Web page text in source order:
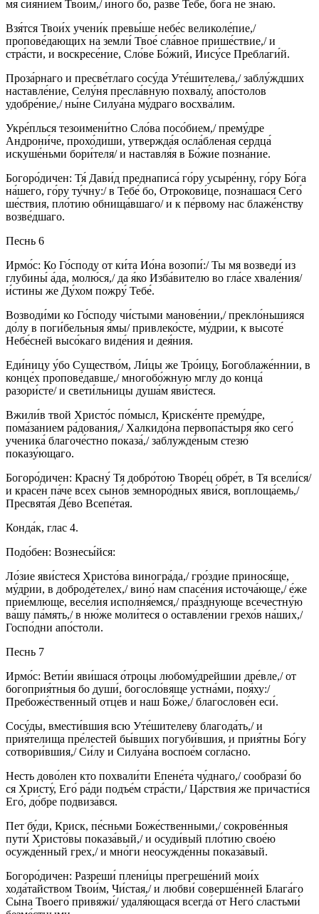
мя сия́нием Твои́м,/ ино́го бо, ра́зве Тебе́, бо́га не зна́ю.
Взя́тся Твои́х учени́к превы́ше небе́с великоле́пие,/
пропове́дающих на земли́ Твое́ сла́вное прише́ствие,/ и
стра́сти, и воскресе́ние, Сло́ве Бо́жий, Иису́се Преблаги́й.
Проза́рнаго и пресве́тлаго сосу́да Уте́шителева,/ заблу́ждших
наставле́ние, Селу́ня пресла́вную похвалу́, апо́столов
удобре́ние,/ ны́не Силуа́на му́драго восхва́лим.
Укре́плься тезоимени́тно Сло́ва посо́бием,/ прему́дре
Андрони́че, прохо́диши, утвержда́я осла́бленая сердца́
искуше́ньми бори́теля/ и наставля́я в Бо́жие позна́ние.
Богоро́дичен: Тя́ Дави́д преднаписа́ го́ру усыре́нну, го́ру Бо́га
на́шего, го́ру ту́чну:/ в Тебе́ бо, Отрокови́це, позна́шася Сего́
ше́ствия, пло́тию обнища́вшаго/ и к пе́рвому нас блаже́нству
возве́дшаго.
Песнь 6
Ирмо́с: Ко Го́споду от ки́та Ио́на возопи́:/ Ты мя возведи́ из
глубины́ а́да, молю́ся,/ да я́ко Изба́вителю во гла́се хвале́ния/
и́стины же Ду́хом пожру́ Тебе́.
Возводи́ми ко Го́споду чи́стыми манове́нии,/ прекло́ньшияся
до́лу в поги́бельныя я́мы/ привлеко́сте, му́дрии, к высоте́
Небе́сней высо́каго виде́ния и дея́ния.
Еди́ницу у́бо Существо́м, Ли́цы же Тро́ицу, Богоблаже́ннии, в
конце́х пропове́давше,/ многобо́жную мглу до конца́
разори́сте/ и свети́льницы душа́м яви́стеся.
Вжили́в твой Христо́с по́мысл, Криске́нте прему́дре,
пома́занием ра́дования,/ Халкидо́на первопа́стыря я́ко сего́
ученика́ благоче́стно показа́,/ заблужде́ным стезю́
показу́ющаго.
Богоро́дичен: Красну́ Тя добро́тою Творе́ц обре́т, в Тя всели́ся/
и красе́н па́че всех сыно́в земноро́дных яви́ся, воплоща́емь,/
Пресвята́я Де́во Всепе́тая.
Конда́к, глас 4.
Подо́бен: Вознесы́йся:
Ло́зие яви́стеся Христо́ва виногра́да,/ гро́здие принося́ще,
му́дрии, в доброде́телех,/ вино́ нам спасе́ния источа́юще,/ е́же
прие́млюще, весе́лия исполня́емся,/ пра́зднующе всечестну́ю
ва́шу па́мять,/ в ню́же моли́теся о оставле́нии грехо́в на́ших,/
Госпо́дни апо́столи.
Песнь 7
Ирмо́с: Вети́и яви́шася о́троцы любому́дрейшии дре́вле,/ от
богоприя́тныя бо души́, богосло́вяще устна́ми, поя́ху:/
Пребоже́ственный отце́в и наш Бо́же,/ благослове́н еси́.
Сосу́ды, вмести́вшия всю Уте́шителеву благода́ть,/ и
прия́телища пре́лестей бы́вших погуби́вшия, и прия́тны Бо́гу
сотвори́вшия,/ Си́лу и Силуа́на воспое́м согла́сно.
Несть дово́лен кто похвали́ти Епене́та чу́днаго,/ сообрази́ бо
ся Христу́, Его́ ра́ди подъе́м стра́сти,/ Ца́рствия же причасти́ся
Его́, до́бре подвиза́вся.
Пет бу́ди, Криск, пе́сньми Боже́ственными,/ сокрове́нныя
пути́ Христо́вы показа́вый,/ и осуди́вый пло́тию свое́ю
осужде́нный грех,/ и мно́ги неосужде́нны показа́вый.
Богоро́дичен: Разреши́ плени́цы прегреше́ний мои́х
хода́тайством Твои́м, Чи́стая,/ и любви́ соверше́нней Блага́го
Сы́на Твоего́ привяжи́/ удаля́ющася всегда́ от Него́ сластьми́